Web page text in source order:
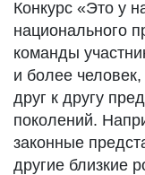
Конкурс «Это у
национального
команды
и более
друг к другу
поколений.
законные
другие близкие